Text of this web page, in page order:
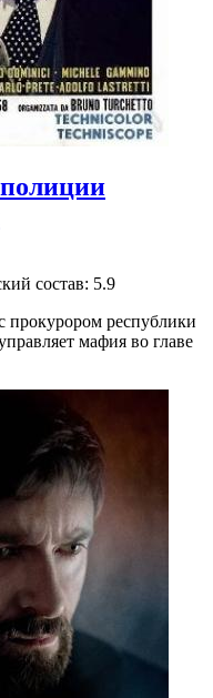
состав: 5.9
прокурором республики
мафия во главе